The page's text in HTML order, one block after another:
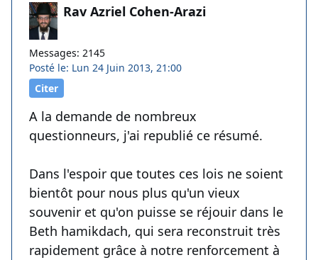
Rav Azriel Cohen-Arazi
Messages: 2145
Posté le: Lun 24 Juin 2013, 21:00
Citer
A la demande de nombreux
questionneurs, j'ai republié ce résumé.
Dans l'espoir que toutes ces lois ne soient
bientôt pour nous plus qu'un vieux
souvenir et qu'on puisse se réjouir dans le
Beth hamikdach, qui sera reconstruit très
rapidement grâce à notre renforcement à